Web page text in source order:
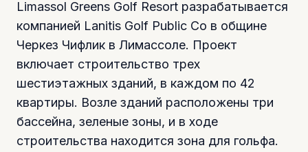
Limassol Greens Golf Resort разрабатывается
компанией Lanitis Golf Public Co в общине
Черкез Чифлик в Лимассоле. Проект
включает строительство трех
шестиэтажных зданий, в каждом по 42
квартиры. Возле зданий расположены три
бассейна, зеленые зоны, и в ходе
строительства находится зона для гольфа.